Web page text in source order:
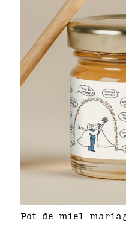
Pot de miel